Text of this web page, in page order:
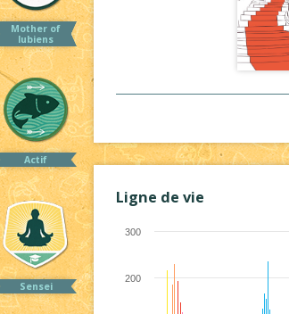
Mother of
lubiens
Actif
Sensei
Ligne de vie
200
300